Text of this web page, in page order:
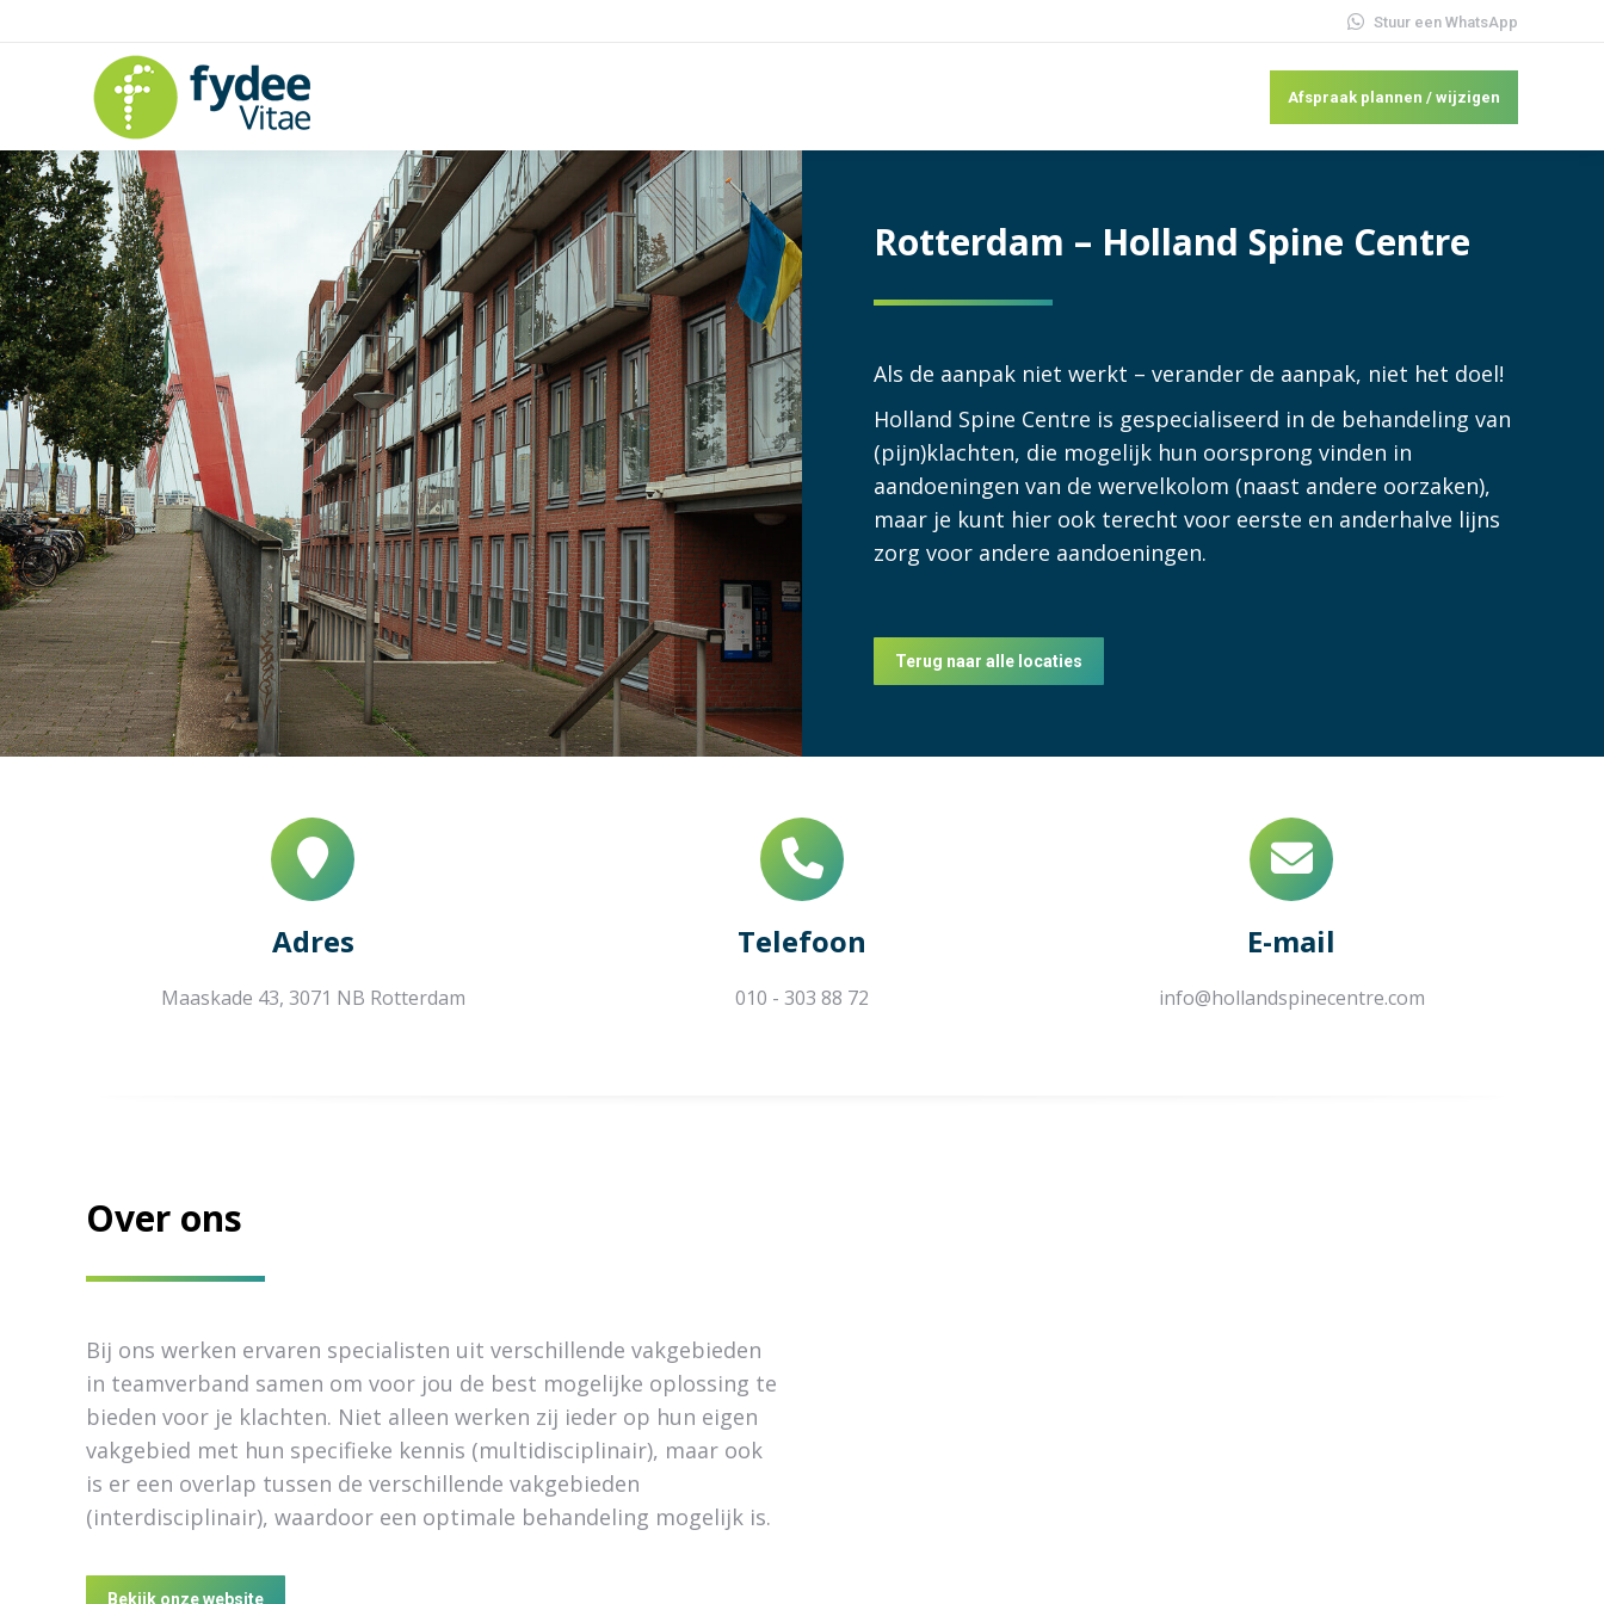
Stuur een WhatsApp
Afspraak plannen / wijzigen
Rotterdam – Holland Spine Centre
Als de aanpak niet werkt – verander de aanpak, niet het doel!
Holland Spine Centre is gespecialiseerd in de behandeling van
(pijn)klachten, die mogelijk hun oorsprong vinden in
aandoeningen van de wervelkolom (naast andere oorzaken),
maar je kunt hier ook terecht voor eerste en anderhalve lijns
zorg voor andere aandoeningen.
Terug naar alle locaties
Adres
Maaskade 43, 3071 NB Rotterdam
Telefoon
010 - 303 88 72
E-mail
info@hollandspinecentre.com
Over ons
Bij ons werken ervaren specialisten uit verschillende vakgebieden
in teamverband samen om voor jou de best mogelijke oplossing te
bieden voor je klachten. Niet alleen werken zij ieder op hun eigen
vakgebied met hun specifieke kennis (multidisciplinair), maar ook
is er een overlap tussen de verschillende vakgebieden
(interdisciplinair), waardoor een optimale behandeling mogelijk is.
Bekijk onze website